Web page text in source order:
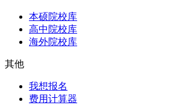
本硕院校库
高中院校库
海外院校库
其他
我想报名
费用计算器